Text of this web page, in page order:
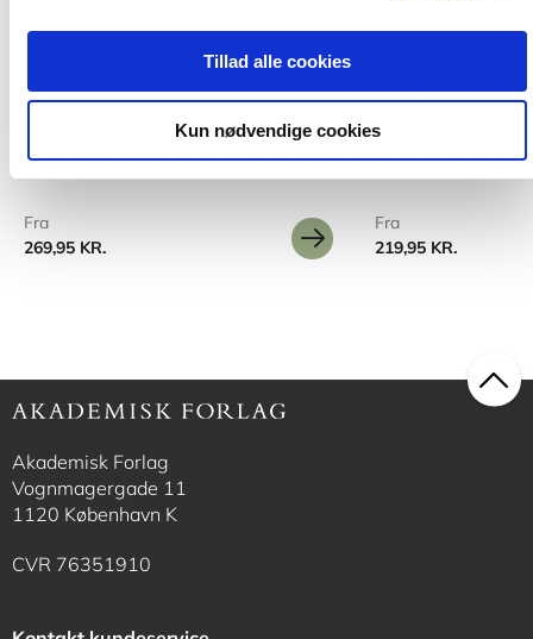
Tillad alle cookies
Kun nødvendige cookies
Ledelse med social kapital i den
Peter Hasle Eva Thoft Kristian Gylling Olesen
Fra
269,95 KR.
Ansigterne på
Julie Top-Nørgaard
Fra
219,95 KR.
Akademisk Forlag
Vognmagergade 11
1120 København K
CVR 76351910